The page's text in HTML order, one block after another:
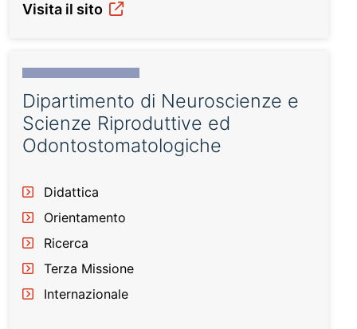
Visita il sito
Dipartimento di Neuroscienze e
Scienze Riproduttive ed
Odontostomatologiche
Didattica
Orientamento
Ricerca
Terza Missione
Internazionale